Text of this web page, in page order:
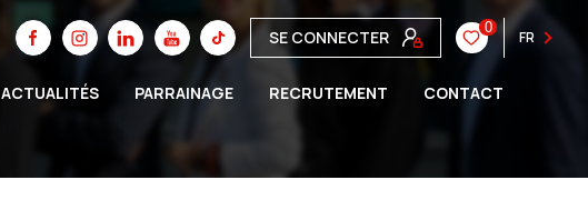
SE CONNECTER 0
FR
ACTUALITÉS PARRAINAGE RECRUTEMENT CONTACT